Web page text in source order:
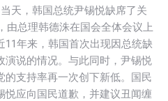
天，韩国总统尹锡悦缺席了关
由总理韩德洙在国会全体会议上
年来，韩国首次出现因总统缺
演说的情况。与此同时，尹锡悦
的支持率再一次创下新低。国民
悦应向国民道歉，并建议丑闻缠